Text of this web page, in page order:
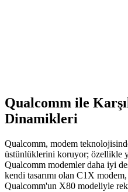
Qualcomm ile
Dinamikleri
Qualcomm, modem
üstünlüklerini koruyor; özellikle
Qualcomm modemler daha iyi
kendi tasarımı olan C1X
Qualcomm'un X80 modeliyle